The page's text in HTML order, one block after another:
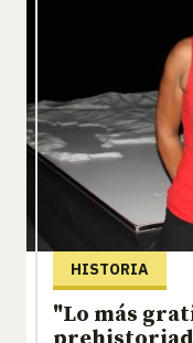
HISTORIA
"Lo más